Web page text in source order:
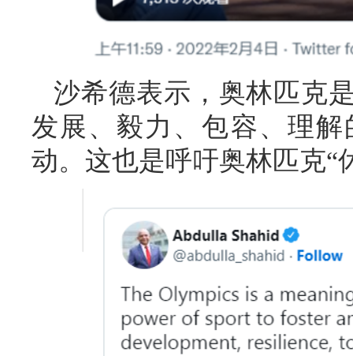
沙希德表示，奥林匹克
发展、毅力、包容、理
动。这也是呼吁奥林匹克“